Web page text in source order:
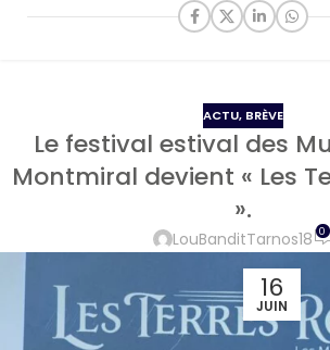
ACTU, BRÈVE
Le festival estival des
Montmiral devient « Les
».
LouBanditTarnos18 0
16
JUIN